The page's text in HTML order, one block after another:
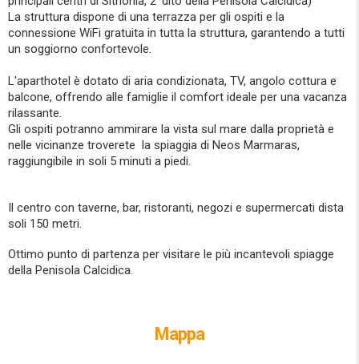
La struttura dispone di una terrazza per gli ospiti e la
connessione WiFi gratuita in tutta la struttura, garantendo a tutti
un soggiorno confortevole.
L'aparthotel è dotato di aria condizionata, TV, angolo cottura e
balcone, offrendo alle famiglie il comfort ideale per una vacanza
rilassante.
Gli ospiti potranno ammirare la vista sul mare dalla proprietà e
nelle vicinanze troverete la spiaggia di Neos Marmaras,
raggiungibile in soli 5 minuti a piedi.
Il centro con taverne, bar, ristoranti, negozi e supermercati dista
soli 150 metri.
Ottimo punto di partenza per visitare le più incantevoli spiagge
della Penisola Calcidica.
Mappa